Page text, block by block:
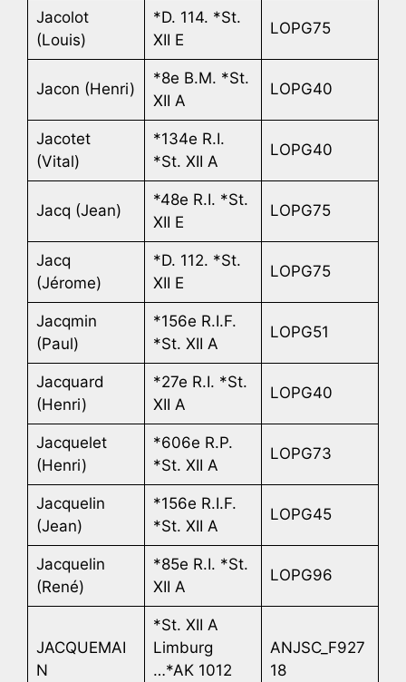
Jacolot
(Louis)
*D. 114. *St.
XII E
LOPG75
Jacon (Henri)
*8e B.M. *St.
XII A
LOPG40
Jacotet
(Vital)
*134e R.I.
*St. XII A
LOPG40
Jacq (Jean)
*48e R.I. *St.
XII E
LOPG75
Jacq
(Jérome)
*D. 112. *St.
XII E
LOPG75
Jacqmin
(Paul)
*156e R.I.F.
*St. XII A
LOPG51
Jacquard
(Henri)
*27e R.I. *St.
XII A
LOPG40
Jacquelet
(Henri)
*606e R.P.
*St. XII A
LOPG73
Jacquelin
(Jean)
*156e R.I.F.
*St. XII A
LOPG45
Jacquelin
(René)
*85e R.I. *St.
XII A
LOPG96
JACQUEMAI
N
*St. XII A
Limburg
…*AK 1012
ANJSC_F927
18